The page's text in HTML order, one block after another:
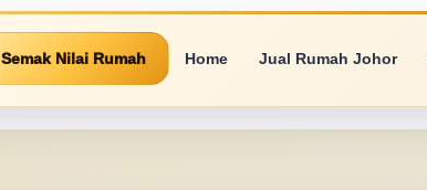
Semak Nilai Rumah Home Jual Rumah Johor